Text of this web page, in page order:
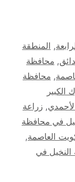
, المنطقة
, محافظة
, محافظة
الكبير
,زراعة
في محافظة
العاصمة,
النخيل في